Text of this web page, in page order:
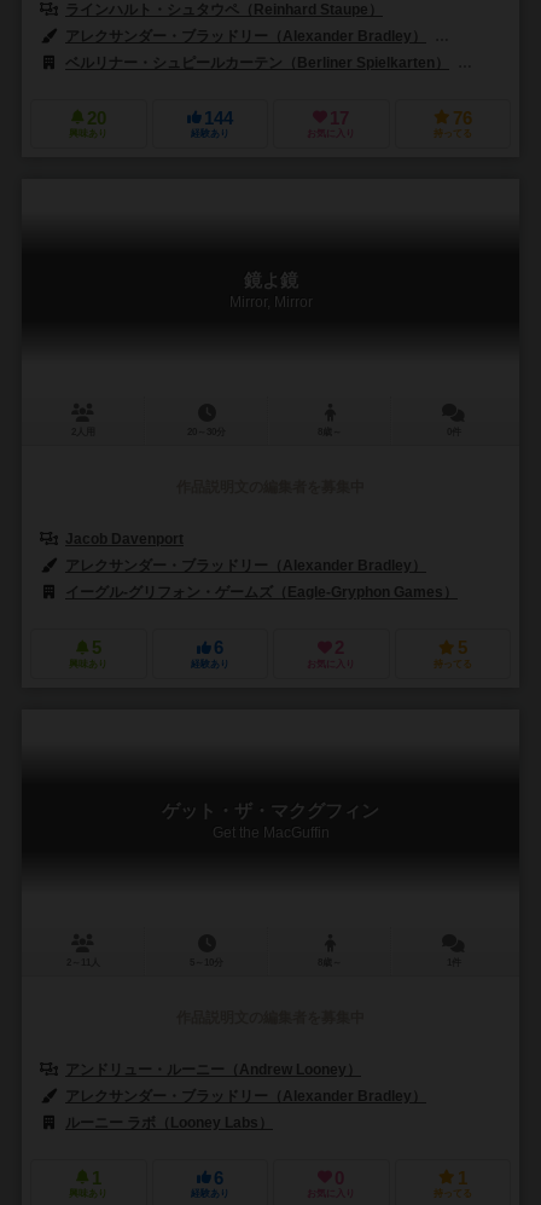
ラインハルト・シュタウペ（Reinhard Staupe）
アレクサンダー・ブラッドリー（Alexander Bradley）
ベルリナー・シュピールカーテン（Berliner Spielkarten）
20
興味あり
144
経験あり
17
お気に入り
76
持ってる
鏡よ鏡
Mirror, Mirror
Jacob Davenport
アレクサンダー・ブラッドリー（Alexander Bradley）
イーグル-グリフォン・ゲームズ（Eagle-Gryphon Games）
5
興味あり
6
経験あり
2
お気に入り
5
持ってる
ゲット・ザ・マクグフィン
Get the MacGuffin
アンドリュー・ルーニー（Andrew Looney）
アレクサンダー・ブラッドリー（Alexander Bradley）
ルーニー ラボ（Looney Labs）
1
興味あり
6
経験あり
0
お気に入り
1
持ってる